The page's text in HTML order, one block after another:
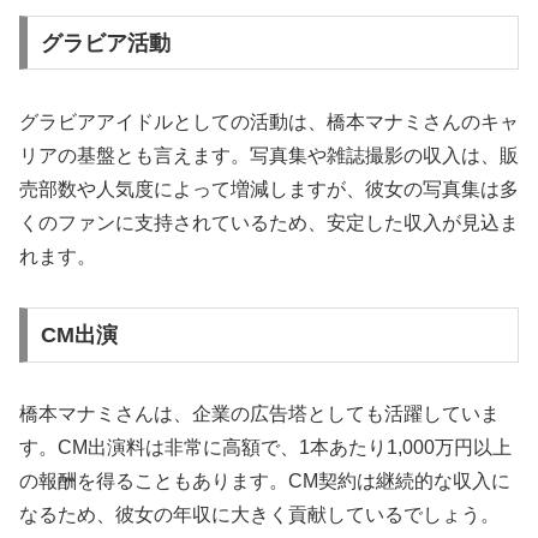
グラビア活動
グラビアアイドルとしての活動は、橋本マナミさんのキャ
リアの基盤とも言えます。写真集や雑誌撮影の収入は、販
売部数や人気度によって増減しますが、彼女の写真集は多
くのファンに支持されているため、安定した収入が見込ま
れます。
CM出演
橋本マナミさんは、企業の広告塔としても活躍していま
す。CM出演料は非常に高額で、1本あたり1,000万円以上
の報酬を得ることもあります。CM契約は継続的な収入に
なるため、彼女の年収に大きく貢献しているでしょう。